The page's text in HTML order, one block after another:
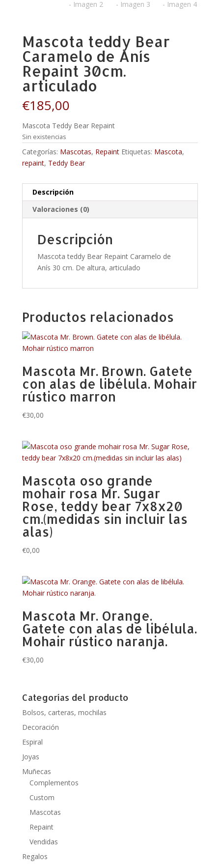
Mascota teddy Bear
Caramelo de Anís
Repaint 30cm.
articulado
€185,00
Mascota Teddy Bear Repaint
Sin existencias
Categorías: Mascotas, Repaint Etiquetas: Mascota,
repaint, Teddy Bear
Descripción
Valoraciones (0)
Descripción
Mascota teddy Bear Repaint Caramelo de
Anís 30 cm. De altura, articulado
Productos relacionados
Mascota Mr. Brown. Gatete
con alas de libélula. Mohair
rústico marron
€30,00
Mascota oso grande
mohair rosa Mr. Sugar
Rose, teddy bear 7x8x20
cm.(medidas sin incluir las
alas)
€0,00
Mascota Mr. Orange.
Gatete con alas de libélula.
Mohair rústico naranja.
€30,00
Categorías del producto
Bolsos, carteras, mochilas
Decoración
Espiral
Joyas
Muñecas
Complementos
Custom
Mascotas
Repaint
Vendidas
Regalos